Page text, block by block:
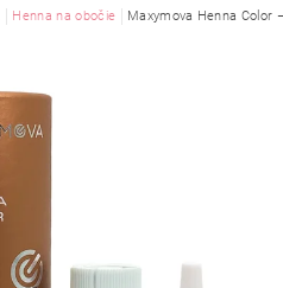
Henna na obočie Maxymova Henna Color